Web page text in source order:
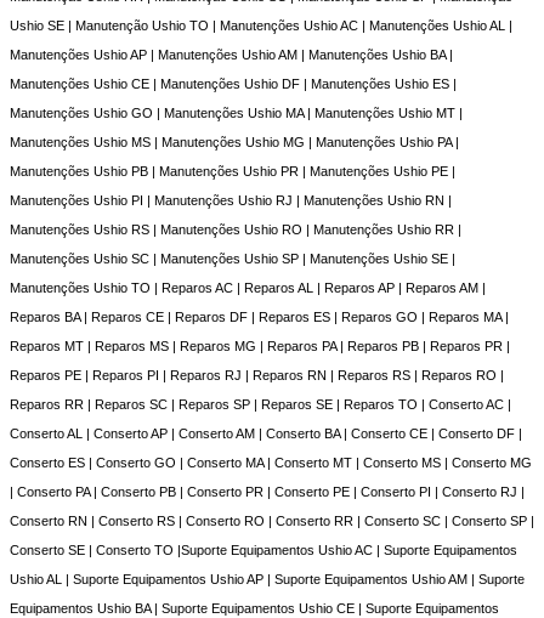
Ushio SE | Manutenção Ushio TO | Manutenções Ushio AC | Manutenções Ushio AL |
Manutenções Ushio AP | Manutenções Ushio AM | Manutenções Ushio BA |
Manutenções Ushio CE | Manutenções Ushio DF | Manutenções Ushio ES |
Manutenções Ushio GO | Manutenções Ushio MA | Manutenções Ushio MT |
Manutenções Ushio MS | Manutenções Ushio MG | Manutenções Ushio PA |
Manutenções Ushio PB | Manutenções Ushio PR | Manutenções Ushio PE |
Manutenções Ushio PI | Manutenções Ushio RJ | Manutenções Ushio RN |
Manutenções Ushio RS | Manutenções Ushio RO | Manutenções Ushio RR |
Manutenções Ushio SC | Manutenções Ushio SP | Manutenções Ushio SE |
Manutenções Ushio TO | Reparos AC | Reparos AL | Reparos AP | Reparos AM |
Reparos BA | Reparos CE | Reparos DF | Reparos ES | Reparos GO | Reparos MA |
Reparos MT | Reparos MS | Reparos MG | Reparos PA | Reparos PB | Reparos PR |
Reparos PE | Reparos PI | Reparos RJ | Reparos RN | Reparos RS | Reparos RO |
Reparos RR | Reparos SC | Reparos SP | Reparos SE | Reparos TO | Conserto AC |
Conserto AL | Conserto AP | Conserto AM | Conserto BA | Conserto CE | Conserto DF |
Conserto ES | Conserto GO | Conserto MA | Conserto MT | Conserto MS | Conserto MG
| Conserto PA | Conserto PB | Conserto PR | Conserto PE | Conserto PI | Conserto RJ |
Conserto RN | Conserto RS | Conserto RO | Conserto RR | Conserto SC | Conserto SP |
Conserto SE | Conserto TO |Suporte Equipamentos Ushio AC | Suporte Equipamentos
Ushio AL | Suporte Equipamentos Ushio AP | Suporte Equipamentos Ushio AM | Suporte
Equipamentos Ushio BA | Suporte Equipamentos Ushio CE | Suporte Equipamentos